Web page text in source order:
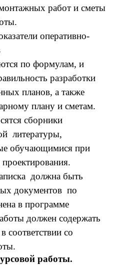
работ и сметы
оперативно-
по формулам, и
разработки
планов, а также
плану и сметам.
сборники
литературы,
обучающимися при
должна быть
документов по
в программе
должен содержать
соответствии со
работы.